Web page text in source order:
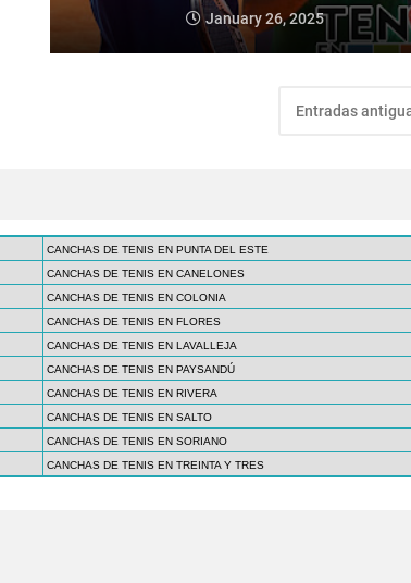
January 26, 2025
Entradas
CANCHAS DE TENIS EN PUNTA DEL ESTE
CANCHAS DE TENIS EN CANELONES
CANCHAS DE TENIS EN COLONIA
CANCHAS DE TENIS EN FLORES
CANCHAS DE TENIS EN LAVALLEJA
CANCHAS DE TENIS EN PAYSANDÚ
CANCHAS DE TENIS EN RIVERA
CANCHAS DE TENIS EN SALTO
CANCHAS DE TENIS EN SORIANO
CANCHAS DE TENIS EN TREINTA Y TRES